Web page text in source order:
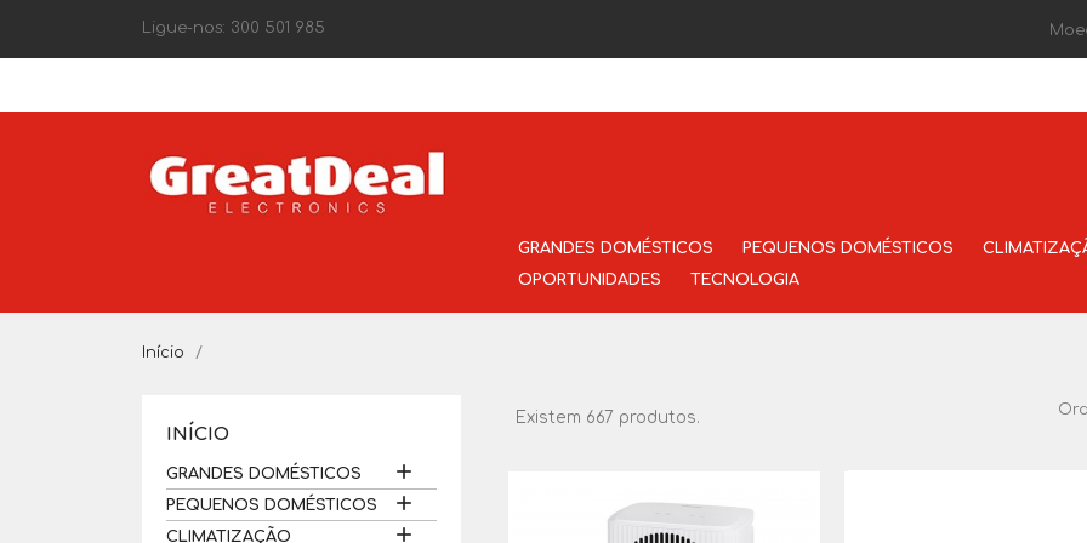
Ligue-nos: 300 501 985
GRANDES DOMÉSTICOS PEQUENOS DOMÉSTICOS
OPORTUNIDADES
TECNOLOGIA
Início
INÍCIO
GRANDES DOMÉSTICOS 
PEQUENOS DOMÉSTICOS 
CLIMATIZAÇÃO 
Existem 667 produtos.